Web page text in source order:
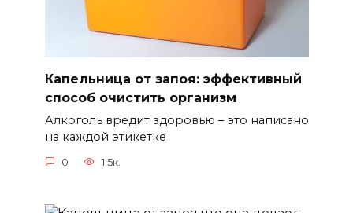
Капельница от запоя: эффективный
способ очистить организм
Алкоголь вредит здоровью – это написано
на каждой этикетке
0 1.5к.